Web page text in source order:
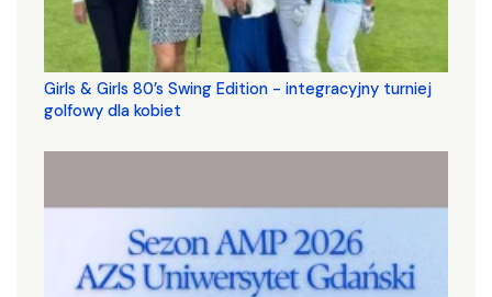
Girls & Girls 80’s Swing Edition - integracyjny turniej
golfowy dla kobiet